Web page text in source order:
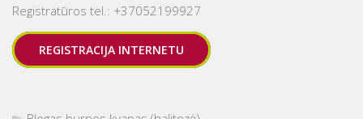
Registratūros tel.: +37052199927
REGISTRACIJA INTERNETU